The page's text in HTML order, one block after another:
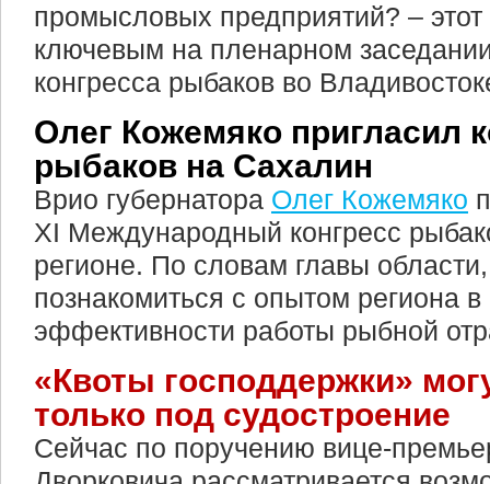
промысловых предприятий? – этот
ключевым на пленарном
конгресса рыбаков во
Олег Кожемяко пригласил
рыбаков на Сахалин
Врио губернатора Олег Кожемяко
XI Международный конгресс
регионе. По словам главы
познакомиться с опытом региона
эффективности работы рыбной
«Квоты господдержки»
только под судостроение
Сейчас по поручению вице-